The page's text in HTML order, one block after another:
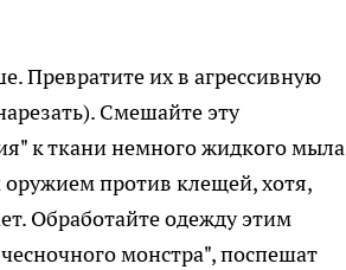
Превратите их в агрессивную
Смешайте эту
к ткани немного жидкого мыла
против клещей, хотя,
Обработайте одежду этим
монстра", поспешат